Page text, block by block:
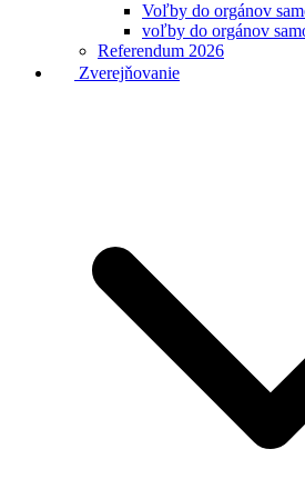
Voľby do orgánov
voľby do orgánov
Referendum 2026
Zverejňovanie